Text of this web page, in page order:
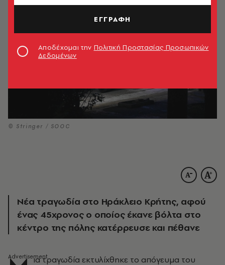
© Stringer / SOOC
Νέα τραγωδία στο Ηράκλειο Κρήτης, αφού
ένας 45χρονος ο οποίος έκανε βόλτα στο
κέντρο της πόλης κατέρρευσε και πέθανε
ια τραγωδία εκτυλίχθηκε το απόγευμα του
ΕΓΓΡΑΦΗ
Αποδέχομαι την Πολιτική Προστασίας Προσωπικών
Δεδομένων